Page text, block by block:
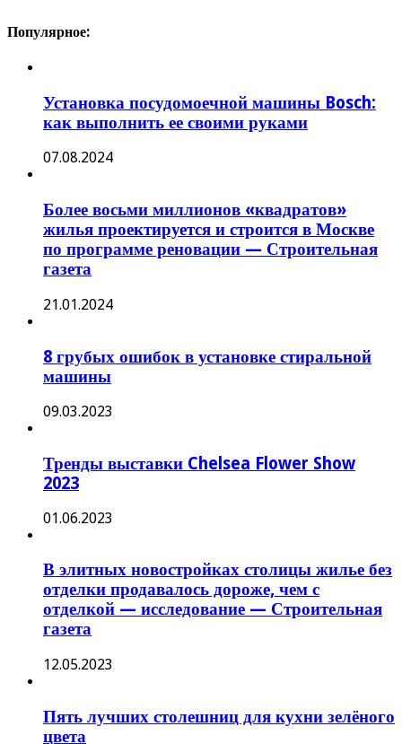
Популярное:
Установка посудомоечной машины Bosch:
как выполнить ее своими руками
07.08.2024
Более восьми миллионов «квадратов»
жилья проектируется и строится в Москве
по программе реновации — Строительная
газета
21.01.2024
8 грубых ошибок в установке стиральной
машины
09.03.2023
Тренды выставки Chelsea Flower Show
2023
01.06.2023
В элитных новостройках столицы жилье без
отделки продавалось дороже, чем с
отделкой — исследование — Строительная
газета
12.05.2023
Пять лучших столешниц для кухни зелёного
цвета